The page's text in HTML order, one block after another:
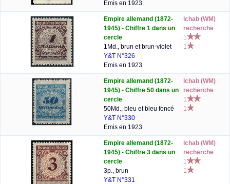
Emis en 1923
Empire allemand (1872-
1945) - Chiffre 1 dans un
cercle
1Md., brun et brun-violet
Y&T N°326
Emis en 1923
lchab (WM)
recherche
1
1
Empire allemand (1872-
1945) - Chiffre 50 dans un
cercle
50Md., bleu et bleu foncé
Y&T N°330
Emis en 1923
lchab (WM)
recherche
1
1
Empire allemand (1872-
1945) - Chiffre 3 dans un
cercle
3p., brun
Y&T N°331
lchab (WM)
recherche
1
1